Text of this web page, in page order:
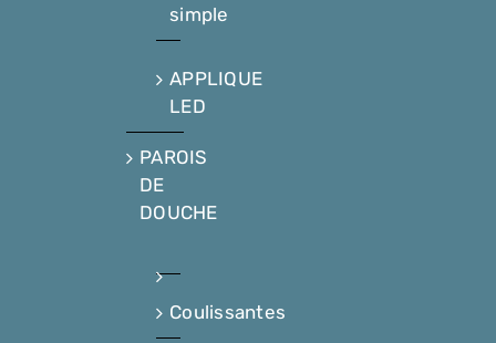
simple
APPLIQUE
LED
PAROIS
DE
DOUCHE
Coulissantes